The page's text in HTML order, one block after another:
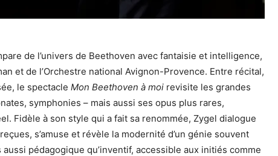
de l’univers de Beethoven avec fantaisie et intelligence,
et de l’Orchestre national Avignon-Provence. Entre récital,
le spectacle Mon Beethoven à moi revisite les grandes
symphonies – mais aussi ses opus plus rares,
Fidèle à son style qui a fait sa renommée, Zygel dialogue
s’amuse et révèle la modernité d’un génie souvent
pédagogique qu’inventif, accessible aux initiés comme